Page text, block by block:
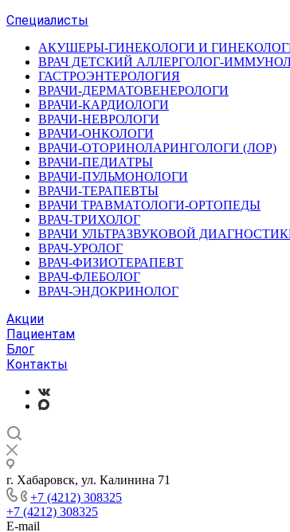
Специалисты
АКУШЕРЫ-ГИНЕКОЛОГИ И
ВРАЧ ДЕТСКИЙ АЛЛЕРГОЛОГ-
ГАСТРОЭНТЕРОЛОГИЯ
ВРАЧИ-ДЕРМАТОВЕНЕРОЛОГИ
ВРАЧИ-КАРДИОЛОГИ
ВРАЧИ-НЕВРОЛОГИ
ВРАЧИ-ОНКОЛОГИ
ВРАЧИ-ОТОРИНОЛАРИНГОЛОГИ (ЛОР)
ВРАЧИ-ПЕДИАТРЫ
ВРАЧИ-ПУЛЬМОНОЛОГИ
ВРАЧИ-ТЕРАПЕВТЫ
ВРАЧИ ТРАВМАТОЛОГИ-ОРТОПЕДЫ
ВРАЧ-ТРИХОЛОГ
ВРАЧИ УЛЬТРАЗВУКОВОЙ
ВРАЧ-УРОЛОГ
ВРАЧ-ФИЗИОТЕРАПЕВТ
ВРАЧ-ФЛЕБОЛОГ
ВРАЧ-ЭНДОКРИНОЛОГ
Акции
Пациентам
Блог
Контакты
г. Хабаровск, ул. Калинина 71
+7 (4212) 308325
+7 (4212) 308325
E-mail